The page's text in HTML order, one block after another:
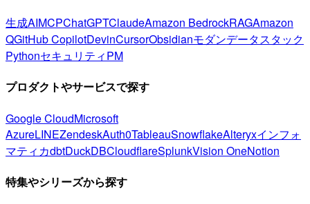
生成AIMCPChatGPTClaudeAmazon BedrockRAGAmazon
QGitHub CopilotDevinCursorObsidianモダンデータスタック
PythonセキュリティPM
プロダクトやサービスで探す
Google CloudMicrosoft
AzureLINEZendeskAuth0TableauSnowflakeAlteryxインフォ
マティカdbtDuckDBCloudflareSplunkVision OneNotion
特集やシリーズから探す